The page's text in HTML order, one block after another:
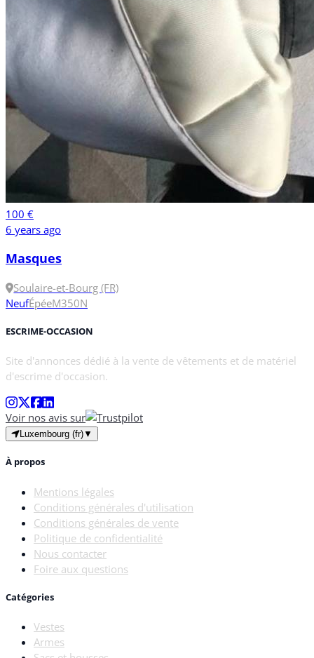
100 €
6 years ago
Masques
Soulaire-et-Bourg (FR)
NeufÉpéeM350N
ESCRIME-OCCASION
Site d'annonces dédié à la vente de vêtements et de matériel
d'escrime d'occasion.
Voir nos avis sur
Luxembourg (fr)▼
À propos
Mentions légales
Conditions générales d'utilisation
Conditions générales de vente
Politique de confidentialité
Nous contacter
Foire aux questions
Catégories
Vestes
Armes